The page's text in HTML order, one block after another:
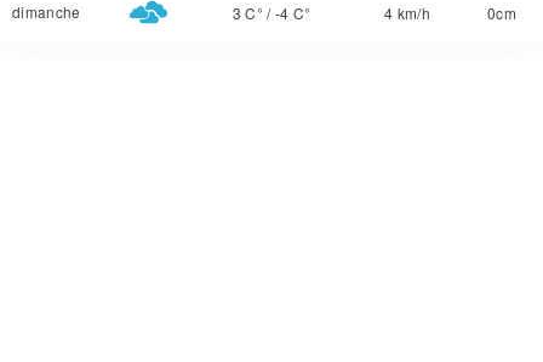
dimanche 3 C° / -4 C° 4 km/h 0cm